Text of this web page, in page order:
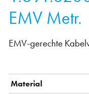
EMV Metr.
EMV-gerechte
Material